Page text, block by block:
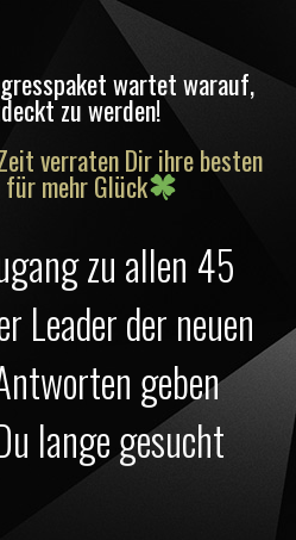
wartet warauf,
zu werden!
verraten Dir ihre besten
für mehr Glück
zu allen 45
Leader der neuen
geben
lange gesucht